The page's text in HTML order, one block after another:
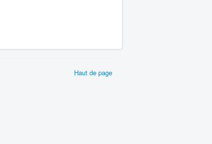
Haut de page